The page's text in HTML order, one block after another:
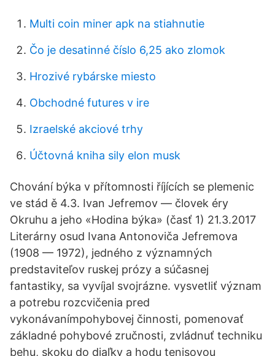
Multi coin miner apk na stiahnutie
Čo je desatinné číslo 6,25 ako zlomok
Hrozivé rybárske miesto
Obchodné futures v ire
Izraelské akciové trhy
Účtovná kniha sily elon musk
Chování býka v přítomnosti říjících se plemenic
ve stád ě 4.3. Ivan Jefremov — človek éry
Okruhu a jeho «Hodina býka» (časť 1) 21.3.2017
Literárny osud Ivana Antonoviča Jefremova
(1908 — 1972), jedného z významných
predstaviteľov ruskej prózy a súčasnej
fantastiky, sa vyvíjal svojrázne. vysvetliť význam
a potrebu rozcvičenia pred
vykonávanímpohybovej činnosti, pomenovať
základné pohybové zručnosti, zvládnuť techniku
behu, skoku do diaľky a hodu tenisovou